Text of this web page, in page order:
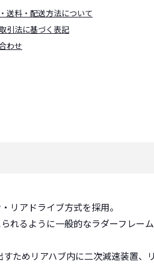
送料・配送方法について
引法に基づく表記
わせ
リアドライブ方式を採用。
れるように一般的なラダーフレー
ためリアハブ内に二次減速装置、